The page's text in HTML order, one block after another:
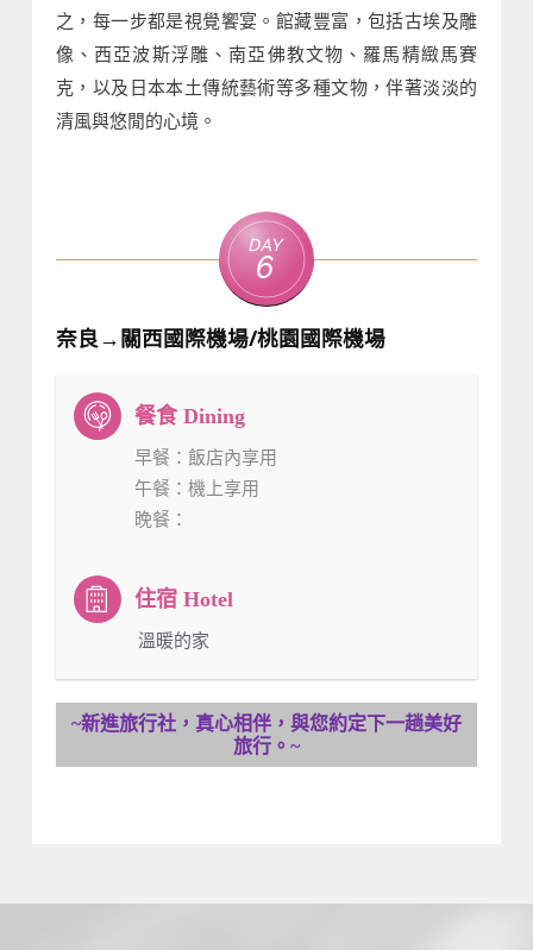
之，每一步都是視覺饗宴。館藏豐富，包括古埃及雕
像、西亞波斯浮雕、南亞佛教文物、羅馬精緻馬賽
克，以及日本本土傳統藝術等多種文物，伴著淡淡的
清風與悠閒的心境。
Day
6
奈良→關西國際機場/桃園國際機場
早餐 ：飯店內享用
午餐 ：機上享用
晚餐 ：
：溫暖的家
~新進旅行社，真心相伴，與您約定下一趟美好
旅行。~